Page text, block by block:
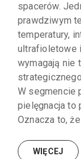
spacerów.
prawdziwym
temperatury,
ultrafioletowe
wymagają nie
W segmencie
pielęgnacja to
Oznacza to,
WIĘCEJ